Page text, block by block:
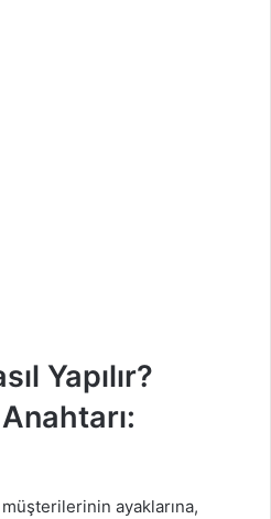
Yapılır?
ayaklarına,